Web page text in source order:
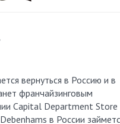
франчайзинговым
Capital Department Store
в России